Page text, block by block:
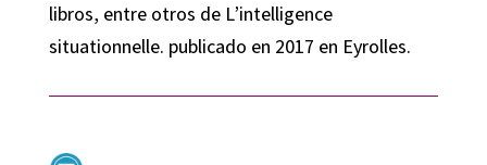
libros, entre otros de L’intelligence
situationnelle. publicado en 2017 en Eyrolles.